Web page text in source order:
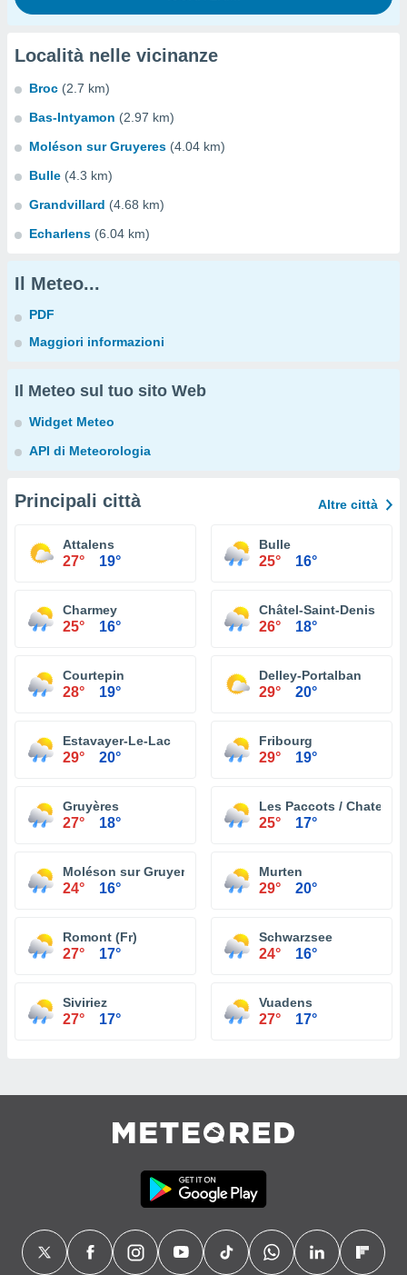
Località nelle vicinanze
Broc (2.7 km)
Bas-Intyamon (2.97 km)
Moléson sur Gruyeres (4.04 km)
Bulle (4.3 km)
Grandvillard (4.68 km)
Echarlens (6.04 km)
Il Meteo...
PDF
Maggiori informazioni
Il Meteo sul tuo sito Web
Widget Meteo
API di Meteorologia
Principali città Altre città
Attalens
27° 19°
Bulle
25° 16°
Charmey
25° 16°
Châtel-Saint-Denis
26° 18°
Courtepin
28° 19°
Delley-Portalban
29° 20°
Estavayer-Le-Lac
29° 20°
Fribourg
29° 19°
Gruyères
27° 18°
Les Paccots / Chatel St
25° 17°
Moléson sur Gruyeres
24° 16°
Murten
29° 20°
Romont (Fr)
27° 17°
Schwarzsee
24° 16°
Siviriez
27° 17°
Vuadens
27° 17°